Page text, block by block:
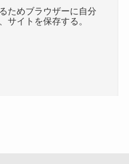
ためブラウザーに自分
サイトを保存する。